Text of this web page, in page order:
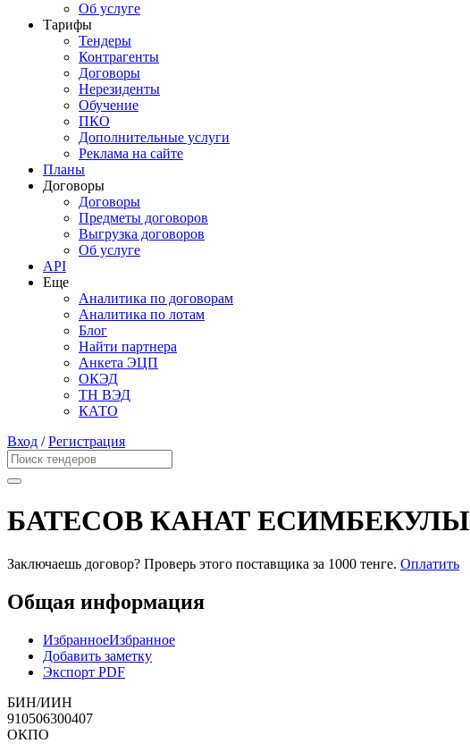
Об услуге
Тарифы
Тендеры
Контрагенты
Договоры
Нерезиденты
Обучение
ПКО
Дополнительные услуги
Реклама на сайте
Планы
Договоры
Договоры
Предметы договоров
Выгрузка договоров
Об услуге
API
Еще
Аналитика по договорам
Аналитика по лотам
Блог
Найти партнера
Анкета ЭЦП
ОКЭД
ТН ВЭД
КАТО
Вход /Регистрация
БАТЕСОВ КАНАТ ЕСИМБЕКУЛЫ
Заключаешь договор? Проверь этого поставщика за 1000 тенге. Оплатить
Общая информация
ИзбранноеИзбранное
Добавить заметку
Экспорт PDF
БИН/ИИН
910506300407
ОКПО